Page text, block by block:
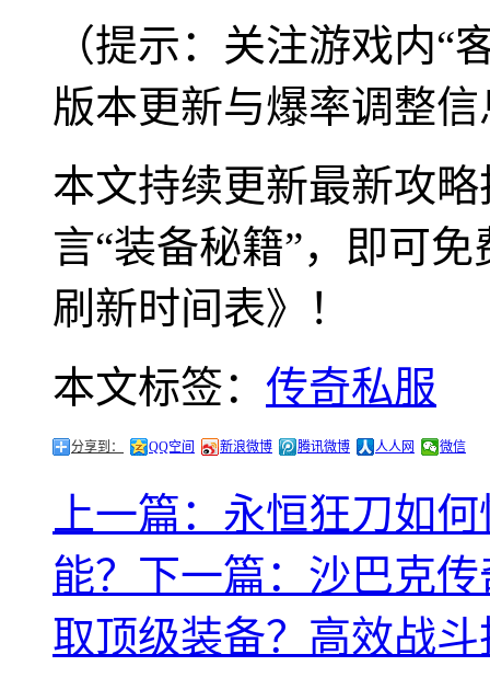
（提示：关注游戏内“
版本更新与爆率调整
本文持续更新最新攻
言“装备秘籍”，即可
刷新时间表》！
本文标签： 传奇私服
分享到： QQ空间 新浪微博 腾讯微博 人人网 微信
上一篇：永恒狂刀如
能？ 下一篇：沙巴克
取顶级装备？高效战